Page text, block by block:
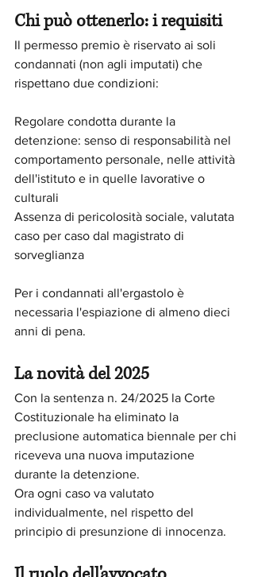
Chi può ottenerlo: i requisiti
Il permesso premio è riservato ai soli
condannati (non agli imputati) che
rispettano due condizioni:
Regolare condotta durante la
detenzione: senso di responsabilità nel
comportamento personale, nelle attività
dell'istituto e in quelle lavorative o
culturali
Assenza di pericolosità sociale, valutata
caso per caso dal magistrato di
sorveglianza
Per i condannati all'ergastolo è
necessaria l'espiazione di almeno dieci
anni di pena.
La novità del 2025
Con la sentenza n. 24/2025 la Corte
Costituzionale ha eliminato la
preclusione automatica biennale per chi
riceveva una nuova imputazione
durante la detenzione.
Ora ogni caso va valutato
individualmente, nel rispetto del
principio di presunzione di innocenza.